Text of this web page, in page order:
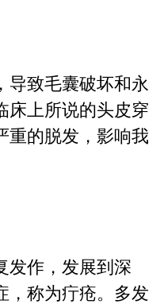
致毛囊破坏和永
床上所说的头皮穿
重的脱发，影响我
作，发展到深
，称为疔疮。多发